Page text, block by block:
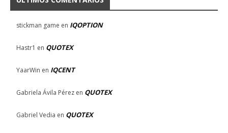
stickman game en IQOPTION
Hastr1 en QUOTEX
YaarWin en IQCENT
Gabriela Ávila Pérez en QUOTEX
Gabriel Vedia en QUOTEX